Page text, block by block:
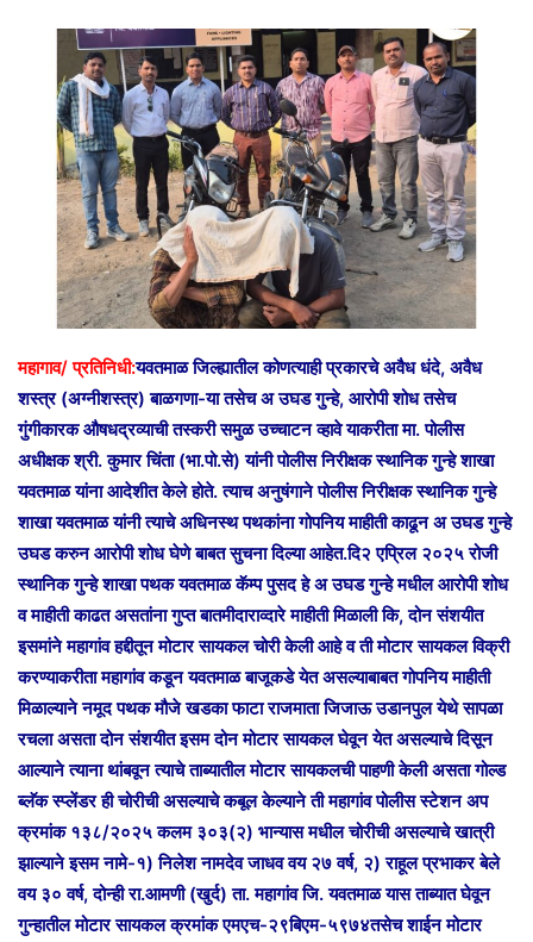
d
a
n
e
m
a
i
l
महागाव/ प्रतिनिधी:यवतमाळ जिल्ह्यातील कोणत्याही प्रकारचे अवैध धंदे, अवैध
शस्त्र (अग्नीशस्त्र) बाळगणा-या तसेच अ उघड गुन्हे, आरोपी शोध तसेच
गुंगीकारक औषधद्रव्याची तस्करी समुळ उच्चाटन व्हावे याकरीता मा. पोलीस
अधीक्षक श्री. कुमार चिंता (भा.पो.से) यांनी पोलीस निरीक्षक स्थानिक गुन्हे शाखा
यवतमाळ यांना आदेशीत केले होते. त्याच अनुषंगाने पोलीस निरीक्षक स्थानिक गुन्हे
शाखा यवतमाळ यांनी त्याचे अधिनस्थ पथकांना गोपनिय माहीती काढून अ उघड गुन्हे
उघड करुन आरोपी शोध घेणे बाबत सुचना दिल्या आहेत.दि२ एप्रिल २०२५ रोजी
स्थानिक गुन्हे शाखा पथक यवतमाळ कॅम्प पुसद हे अ उघड गुन्हे मधील आरोपी शोध
व माहीती काढत असतांना गुप्त बातमीदाराव्दारे माहीती मिळाली कि, दोन संशयीत
इसमांने महागांव हद्दीतून मोटार सायकल चोरी केली आहे व ती मोटार सायकल विक्री
करण्याकरीता महागांव कडून यवतमाळ बाजूकडे येत असल्याबाबत गोपनिय माहीती
मिळाल्याने नमूद पथक मौजे खडका फाटा राजमाता जिजाऊ उडानपुल येथे सापळा
रचला असता दोन संशयीत इसम दोन मोटार सायकल घेवून येत असल्याचे दिसून
आल्याने त्याना थांबवून त्याचे ताब्यातील मोटार सायकलची पाहणी केली असता गोल्ड
ब्लॅक स्प्लेंडर ही चोरीची असल्याचे कबूल केल्याने ती महागांव पोलीस स्टेशन अप
क्रमांक १३८/२०२५ कलम ३०३(२) भान्यास मधील चोरीची असल्याचे खात्री
झाल्याने इसम नामे-१) निलेश नामदेव जाधव वय २७ वर्ष, २) राहूल प्रभाकर बेले
वय ३० वर्ष, दोन्ही रा.आमणी (खुर्द) ता. महागांव जि. यवतमाळ यास ताब्यात घेवून
गुन्हातील मोटार सायकल क्रमांक एमएच-२९बिएम-५९७४तसेच शाईन मोटार